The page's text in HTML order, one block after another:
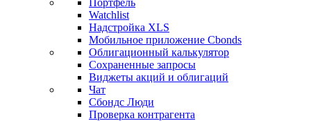
Watchlist
Надстройка XLS
Мобильное приложение Cbonds
Облигационный калькулятор
Сохраненные запросы
Виджеты акций и облигаций
Чат
Сбондс Люди
Проверка контрагента